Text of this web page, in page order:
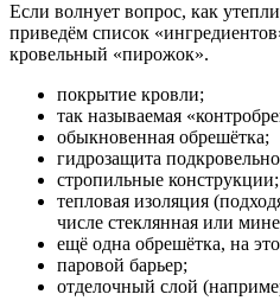
Если волнует вопрос, как
приведём список
кровельный «пирожок».
покрытие кровли;
так называемая
обыкновенная обрешётка;
гидрозащита
стропильные конструкции;
тепловая изоляция
числе стеклянная или
ещё одна обрешётка, на
паровой барьер;
отделочный слой